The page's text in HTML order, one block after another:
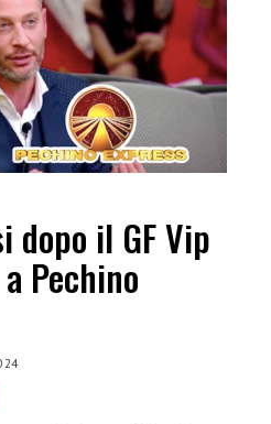
dopo il GF Vip
Pechino